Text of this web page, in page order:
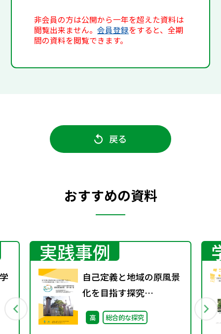
非会員の方は公開から一年を超えた資料は
閲覧出来ません。会員登録をすると、全期
間の資料を閲覧できます。
戻る
おすすめの資料
実践事例
自己定義と地域の原風景
化を目指す探究
「Safari」①～10年の実
践を通して見えてきたこ
高 総合的な探究